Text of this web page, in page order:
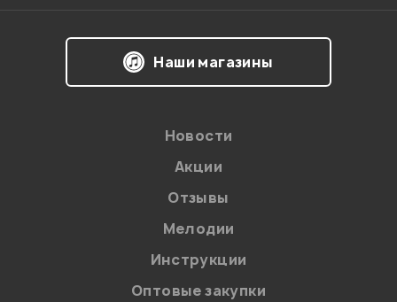
на обработку персональных данных в
Политикой в отношении обработки
персональных данных.
Наши магазины
Новости
Акции
Отзывы
Мелодии
Инструкции
Оптовые закупки